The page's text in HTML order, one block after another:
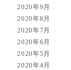
2020年9月
2020年8月
2020年7月
2020年6月
2020年5月
2020年4月